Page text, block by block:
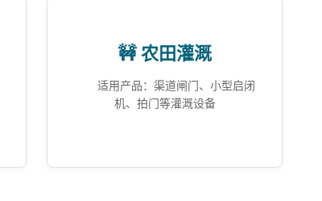
🚧 农田灌溉
适用产品：渠道闸门、小型启闭
机、拍门等灌溉设备